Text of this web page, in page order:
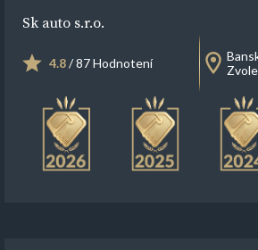
Sk auto s.r.o.
4.8/ 87 Hodnotení